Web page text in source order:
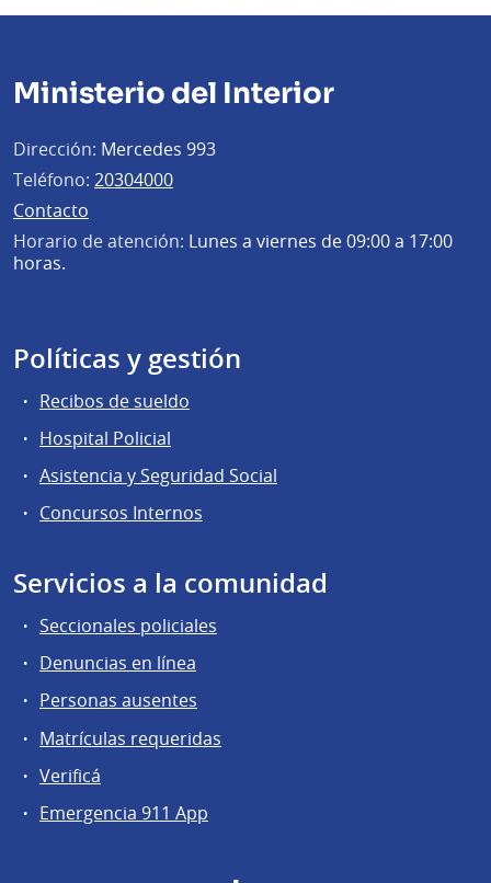
Ministerio del Interior
Dirección: Mercedes 993
Teléfono: 20304000
Contacto
Horario de atención: Lunes a viernes de 09:00 a 17:00
horas.
Políticas y gestión
Recibos de sueldo
Hospital Policial
Asistencia y Seguridad Social
Concursos Internos
Servicios a la comunidad
Seccionales policiales
Denuncias en línea
Personas ausentes
Matrículas requeridas
Verificá
Emergencia 911 App